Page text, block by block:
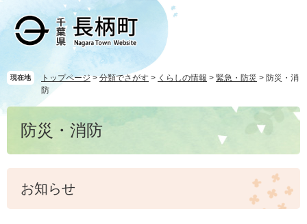
ー
す
ニ
し
文
現在地 トップページ >分類でさがす > くらしの情報 > 緊急・防災 > 防災・消
防
防災・消防
お知らせ